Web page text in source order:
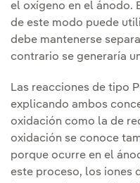
el oxígeno en el ánodo.
de este modo puede
debe mantenerse
contrario se generaría
Las reacciones de tipo
explicando ambos
oxidación como la de
oxidación se conoce
porque ocurre en el
este proceso, los iones